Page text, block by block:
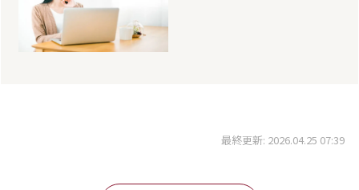
最終更新: 2026.04.25 07:39